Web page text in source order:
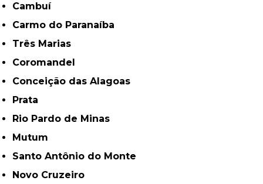
Cambuí
Carmo do Paranaíba
Três Marias
Coromandel
Conceição das Alagoas
Prata
Rio Pardo de Minas
Mutum
Santo Antônio do Monte
Novo Cruzeiro